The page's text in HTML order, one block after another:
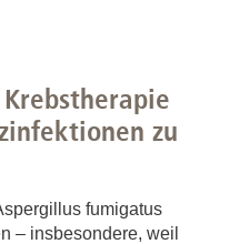
zu
fumigatus
– insbesondere, weil